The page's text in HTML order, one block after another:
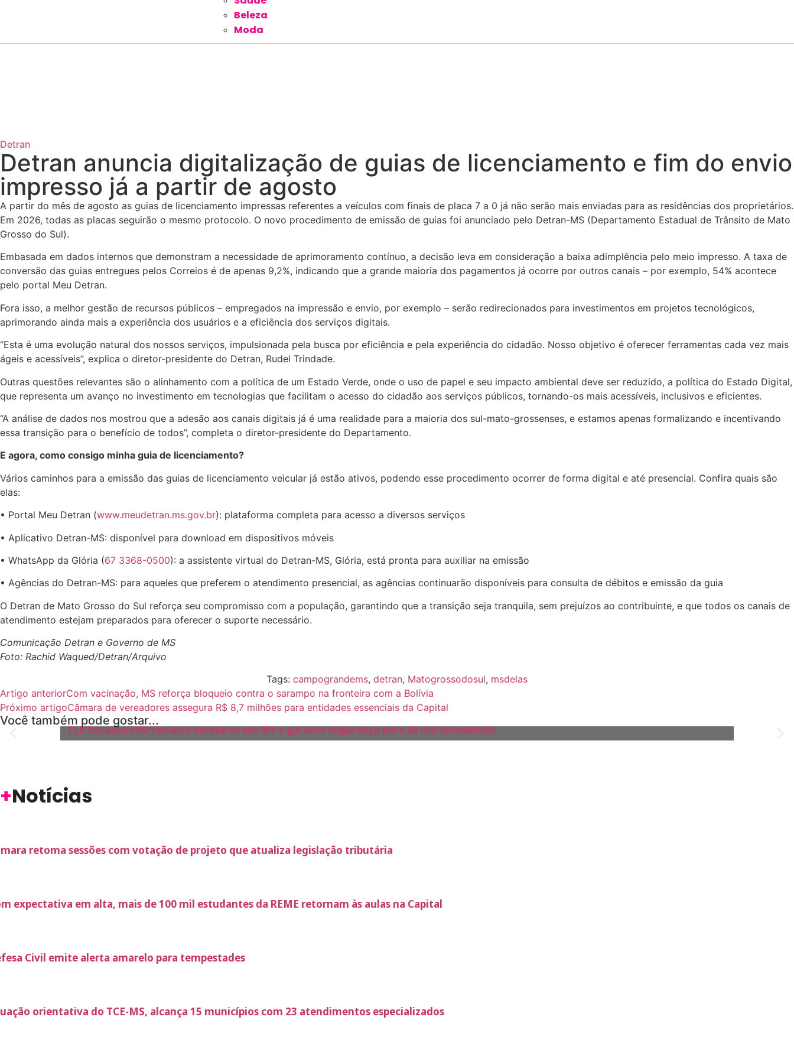
Beleza
Moda
Detran
Detran anuncia digitalização de guias de licenciamento e fim do envio
impresso já a partir de agosto
A partir do mês de agosto as guias de licenciamento impressas referentes a veículos com finais de placa 7 a 0 já não serão mais enviadas para as residências dos proprietários.
Em 2026, todas as placas seguirão o mesmo protocolo. O novo procedimento de emissão de guias foi anunciado pelo Detran-MS (Departamento Estadual de Trânsito de Mato
Grosso do Sul).
Embasada em dados internos que demonstram a necessidade de aprimoramento contínuo, a decisão leva em consideração a baixa adimplência pelo meio impresso. A taxa de
conversão das guias entregues pelos Correios é de apenas 9,2%, indicando que a grande maioria dos pagamentos já ocorre por outros canais – por exemplo, 54% acontece
pelo portal Meu Detran.
Fora isso, a melhor gestão de recursos públicos – empregados na impressão e envio, por exemplo – serão redirecionados para investimentos em projetos tecnológicos,
aprimorando ainda mais a experiência dos usuários e a eficiência dos serviços digitais.
“Esta é uma evolução natural dos nossos serviços, impulsionada pela busca por eficiência e pela experiência do cidadão. Nosso objetivo é oferecer ferramentas cada vez mais
ágeis e acessíveis”, explica o diretor-presidente do Detran, Rudel Trindade.
Outras questões relevantes são o alinhamento com a política de um Estado Verde, onde o uso de papel e seu impacto ambiental deve ser reduzido, a política do Estado Digital,
que representa um avanço no investimento em tecnologias que facilitam o acesso do cidadão aos serviços públicos, tornando-os mais acessíveis, inclusivos e eficientes.
“A análise de dados nos mostrou que a adesão aos canais digitais já é uma realidade para a maioria dos sul-mato-grossenses, e estamos apenas formalizando e incentivando
essa transição para o benefício de todos”, completa o diretor-presidente do Departamento.
E agora, como consigo minha guia de licenciamento?
Vários caminhos para a emissão das guias de licenciamento veicular já estão ativos, podendo esse procedimento ocorrer de forma digital e até presencial. Confira quais são
elas:
• Portal Meu Detran (www.meudetran.ms.gov.br): plataforma completa para acesso a diversos serviços
• Aplicativo Detran-MS: disponível para download em dispositivos móveis
• WhatsApp da Glória (67 3368-0500): a assistente virtual do Detran-MS, Glória, está pronta para auxiliar na emissão
• Agências do Detran-MS: para aqueles que preferem o atendimento presencial, as agências continuarão disponíveis para consulta de débitos e emissão da guia
O Detran de Mato Grosso do Sul reforça seu compromisso com a população, garantindo que a transição seja tranquila, sem prejuízos ao contribuinte, e que todos os canais de
atendimento estejam preparados para oferecer o suporte necessário.
Comunicação Detran e Governo de MS
Foto: Rachid Waqued/Detran/Arquivo
Tags: campograndems, detran, Matogrossodosul, msdelas
Artigo anteriorCom vacinação, MS reforça bloqueio contra o sarampo na fronteira com a Bolívia
Próximo artigoCâmara de vereadores assegura R$ 8,7 milhões para entidades essenciais da Capital
Você também pode gostar...
CONTROLE EXTERNO
TCE fiscaliza 500 veículos escolares em MS e garante segurança para 20 mil estudantes
+Notícias
retoma sessões com votação de projeto que atualiza legislação tributária
expectativa em alta, mais de 100 mil estudantes da REME retornam às aulas na Capital
Civil emite alerta amarelo para tempestades
orientativa do TCE-MS, alcança 15 municípios com 23 atendimentos especializados